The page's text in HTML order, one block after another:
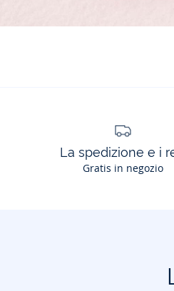
La spedizione e i
Gratis in negozio